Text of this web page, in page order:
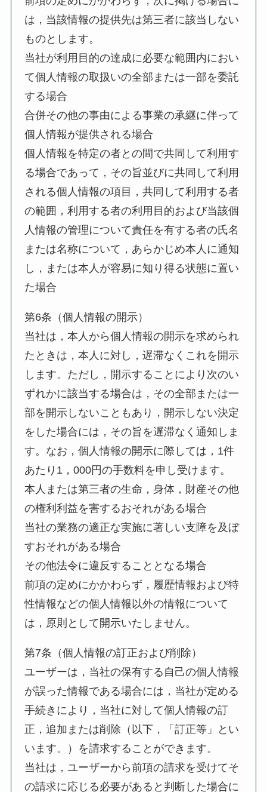
は，当該情報の提供先は第三者に該当しない
ものとします。
当社が利用目的の達成に必要な範囲内におい
て個人情報の取扱いの全部または一部を委託
する場合
合併その他の事由による事業の承継に伴って
個人情報が提供される場合
個人情報を特定の者との間で共同して利用す
る場合であって，その旨並びに共同して利用
される個人情報の項目，共同して利用する者
の範囲，利用する者の利用目的および当該個
人情報の管理について責任を有する者の氏名
または名称について，あらかじめ本人に通知
し，または本人が容易に知り得る状態に置い
た場合
第6条（個人情報の開示）
当社は，本人から個人情報の開示を求められ
たときは，本人に対し，遅滞なくこれを開示
します。ただし，開示することにより次のい
ずれかに該当する場合は，その全部または一
部を開示しないこともあり，開示しない決定
をした場合には，その旨を遅滞なく通知しま
す。なお，個人情報の開示に際しては，1件
あたり1，000円の手数料を申し受けます。
本人または第三者の生命，身体，財産その他
の権利利益を害するおそれがある場合
当社の業務の適正な実施に著しい支障を及ぼ
すおそれがある場合
その他法令に違反することとなる場合
前項の定めにかかわらず，履歴情報および特
性情報などの個人情報以外の情報について
は，原則として開示いたしません。
第7条（個人情報の訂正および削除）
ユーザーは，当社の保有する自己の個人情報
が誤った情報である場合には，当社が定める
手続きにより，当社に対して個人情報の訂
正，追加または削除（以下，「訂正等」とい
います。）を請求することができます。
当社は，ユーザーから前項の請求を受けてそ
の請求に応じる必要があると判断した場合に